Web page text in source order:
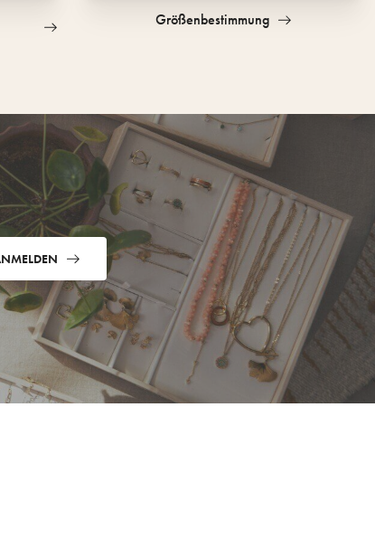
Größenbestimmung